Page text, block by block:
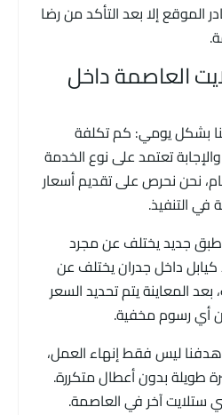
الموقع إلا بعد التأكد من رضا
العاصمة داخل
بشكل يومي: كم تكلفة
تعتمد على نوع الخدمة
نحن نحرص على تقديم أسعار
في التنفيذ.
طبق جديد يختلف عن مجرد
داخل جدران يختلف عن
المعاينة يتم تحديد السعر
أي رسوم مخفية.
ليس فقط إنهاء العمل،
طويلة بدون أعطال متكررة.
ستلايت آخر في العاصمة.